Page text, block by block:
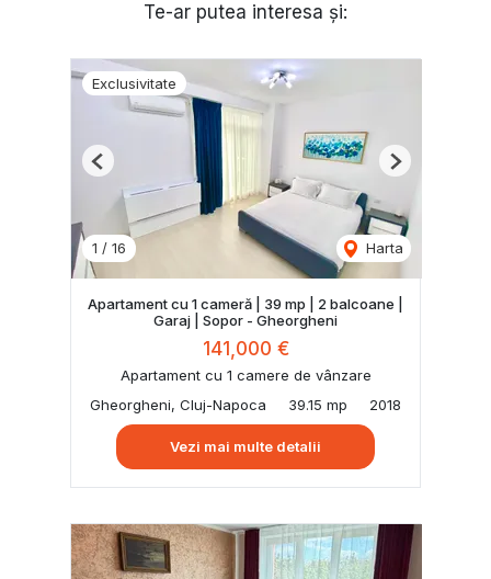
Te-ar putea interesa și:
Exclusivitate
1 / 16 Harta
Previous Next
Apartament cu 1 cameră | 39 mp | 2 balcoane |
Garaj | Sopor - Gheorgheni
141,000 €
Apartament cu 1 camere de vânzare
Gheorgheni, Cluj-Napoca
39.15 mp 2018
Vezi mai multe detalii